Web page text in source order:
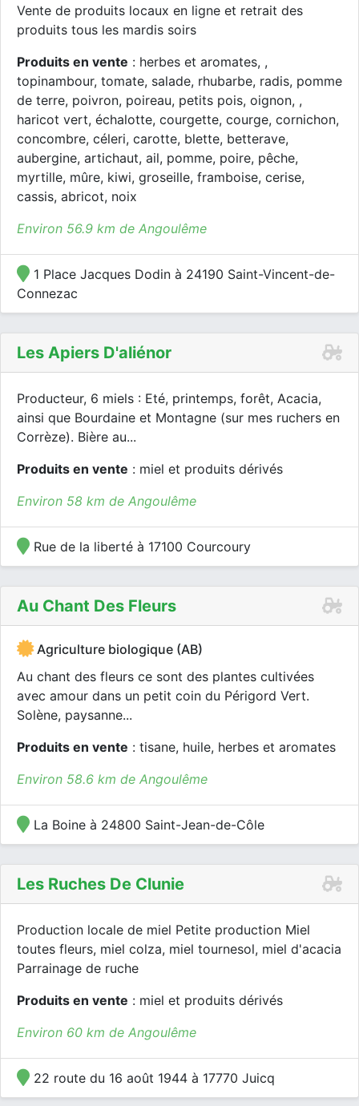
Vente de produits locaux en ligne et retrait des
produits tous les mardis soirs
Produits en vente : herbes et aromates, ,
topinambour, tomate, salade, rhubarbe, radis, pomme
de terre, poivron, poireau, petits pois, oignon, ,
haricot vert, échalotte, courgette, courge, cornichon,
concombre, céleri, carotte, blette, betterave,
aubergine, artichaut, ail, pomme, poire, pêche,
myrtille, mûre, kiwi, groseille, framboise, cerise,
cassis, abricot, noix
Environ 56.9 km de Angoulême
1 Place Jacques Dodin à 24190 Saint-Vincent-de-
Connezac
Les Apiers D'aliénor
Producteur, 6 miels : Eté, printemps, forêt, Acacia,
ainsi que Bourdaine et Montagne (sur mes ruchers en
Corrèze). Bière au...
Produits en vente : miel et produits dérivés
Environ 58 km de Angoulême
Rue de la liberté à 17100 Courcoury
Au Chant Des Fleurs
Agriculture biologique (AB)
Au chant des fleurs ce sont des plantes cultivées
avec amour dans un petit coin du Périgord Vert.
Solène, paysanne...
Produits en vente : tisane, huile, herbes et aromates
Environ 58.6 km de Angoulême
La Boine à 24800 Saint-Jean-de-Côle
Les Ruches De Clunie
Production locale de miel Petite production Miel
toutes fleurs, miel colza, miel tournesol, miel d'acacia
Parrainage de ruche
Produits en vente : miel et produits dérivés
Environ 60 km de Angoulême
22 route du 16 août 1944 à 17770 Juicq